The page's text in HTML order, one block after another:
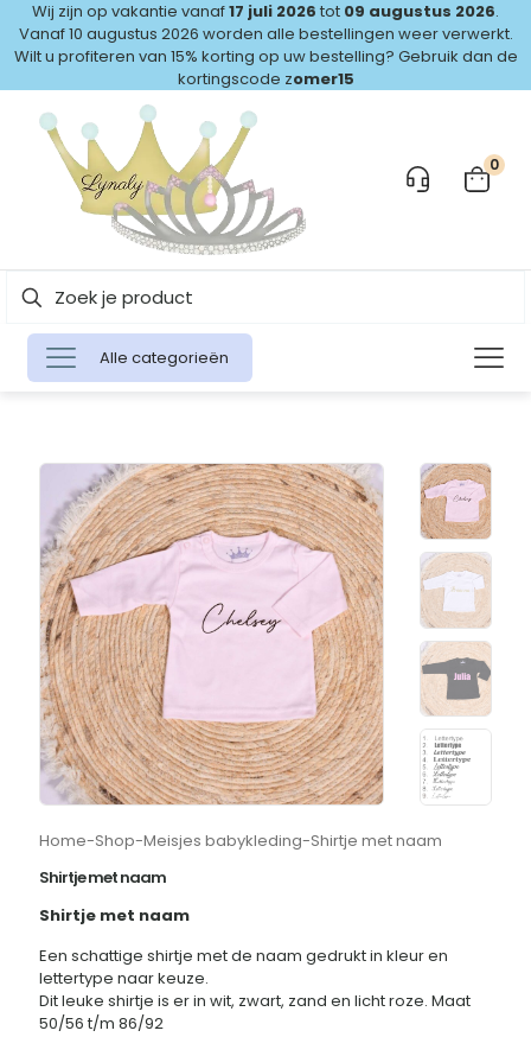
Wij zijn op vakantie vanaf17 juli 2026 tot 09 augustus 2026.
Vanaf 10 augustus 2026 worden alle bestellingen weer verwerkt.
Wilt u profiteren van 15% korting op uw bestelling? Gebruik dan de
kortingscode zomer15
0
Alle categorieën
Home-Shop-Meisjes babykleding-Shirtje met naam
Shirtje met naam
Shirtje met naam
Een schattige shirtje met de naam gedrukt in kleur en
lettertype naar keuze.
Dit leuke shirtje is er in wit, zwart, zand en licht roze. Maat
50/56 t/m 86/92